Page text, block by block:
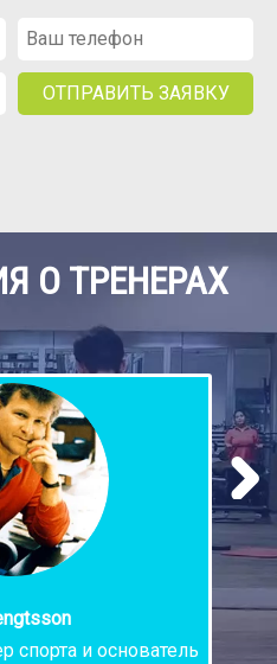
О ТРЕНЕРАХ
части